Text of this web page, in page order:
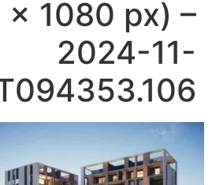
× 1080 px) –
2024-11-